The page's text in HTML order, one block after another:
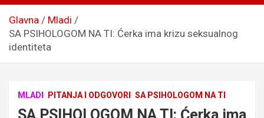
Glavna
Mladi
SA PSIHOLOGOM NA TI: Ćerka ima krizu seksualnog
identiteta
MLADI PITANJA I ODGOVORI SA PSIHOLOGOM NA TI